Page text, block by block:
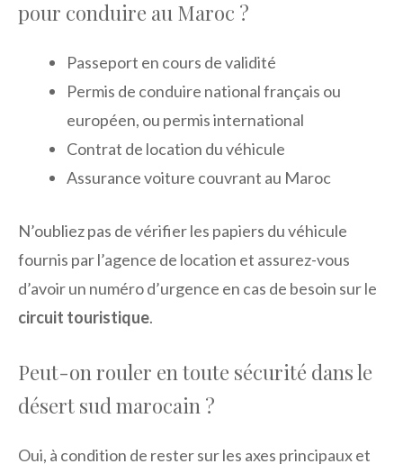
pour conduire au Maroc ?
Passeport en cours de validité
Permis de conduire national français ou
européen, ou permis international
Contrat de location du véhicule
Assurance voiture couvrant au Maroc
N’oubliez pas de vérifier les papiers du véhicule
fournis par l’agence de location et assurez-vous
d’avoir un numéro d’urgence en cas de besoin sur le
circuit touristique.
Peut-on rouler en toute sécurité dans le
désert sud marocain ?
Oui, à condition de rester sur les axes principaux et